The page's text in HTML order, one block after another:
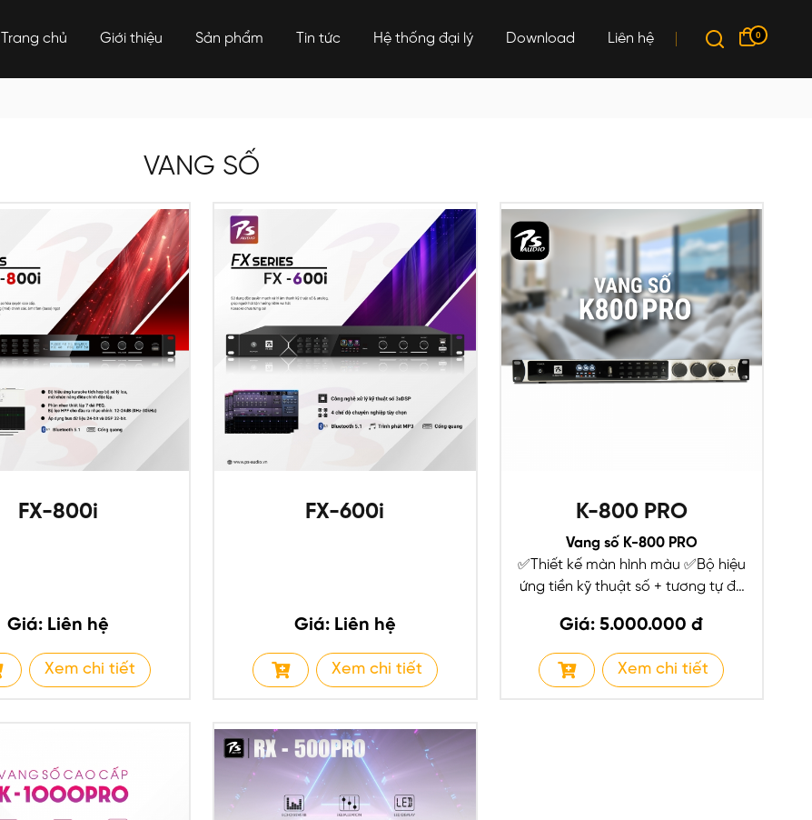
Trang chủ Giới thiệu Sản phẩm Tin tức Hệ thống đại lý Download Liên hệ 0
VANG SỐ
FX-800i
Giá: Liên hệ
Xem chi tiết
FX-600i
Giá: Liên hệ
Xem chi tiết
K-800 PRO
Vang số K-800 PRO
✅Thiết kế màn hình màu ✅Bộ hiệu
ứng tiền kỹ thuật số + tương tự để
Giá: 5.000.000 đ
Xem chi tiết